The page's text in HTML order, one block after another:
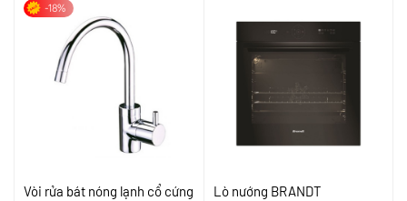
-18%
Vòi rửa bát nóng lạnh cổ cứng
Lò nướng BRANDT